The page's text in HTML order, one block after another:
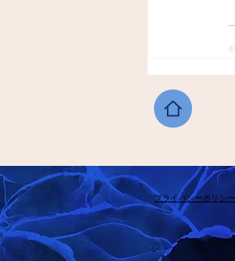
​プライバシーポリシー